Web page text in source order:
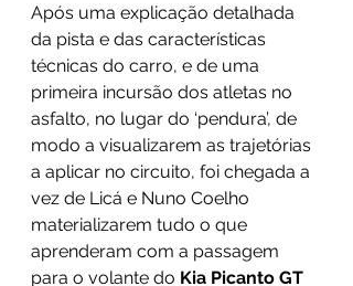
Após uma explicação detalhada
da pista e das características
técnicas do carro, e de uma
primeira incursão dos atletas no
asfalto, no lugar do ‘pendura’, de
modo a visualizarem as trajetórias
a aplicar no circuito, foi chegada a
vez de Licá e Nuno Coelho
materializarem tudo o que
aprenderam com a passagem
para o volante do Kia Picanto GT